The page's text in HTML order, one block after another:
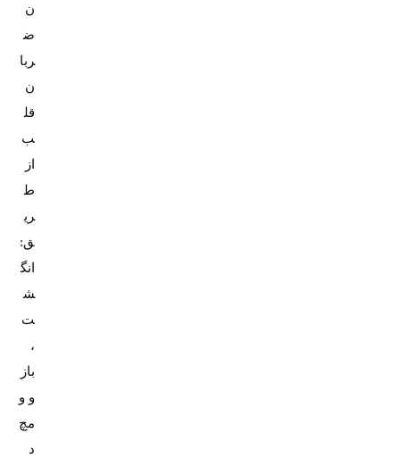
ن
ض
ربا
ن
قل
ب
از
ط
ری
ق:
انگ
ش
ت
،
باز
و و
مچ
د